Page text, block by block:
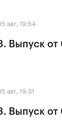
авг, 19:54
Выпуск от
авг, 19:31
Выпуск от